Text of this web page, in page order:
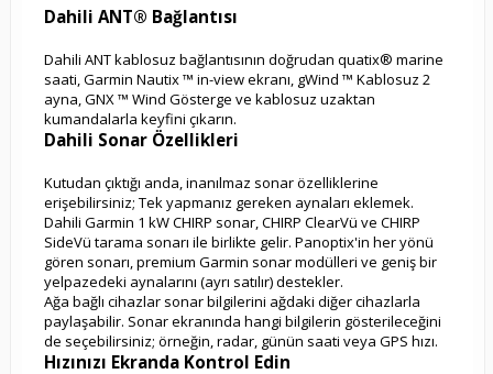
Dahili ANT® Bağlantısı
Dahili ANT kablosuz bağlantısının doğrudan quatix® marine
saati, Garmin Nautix ™ in-view ekranı, gWind ™ Kablosuz 2
ayna, GNX ™ Wind Gösterge ve kablosuz uzaktan
kumandalarla keyfini çıkarın.
Dahili Sonar Özellikleri
Kutudan çıktığı anda, inanılmaz sonar özelliklerine
erişebilirsiniz; Tek yapmanız gereken aynaları eklemek.
Dahili Garmin 1 kW CHIRP sonar, CHIRP ClearVü ve CHIRP
SideVü tarama sonarı ile birlikte gelir. Panoptix'in her yönü
gören sonarı, premium Garmin sonar modülleri ve geniş bir
yelpazedeki aynalarını (ayrı satılır) destekler.
Ağa bağlı cihazlar sonar bilgilerini ağdaki diğer cihazlarla
paylaşabilir. Sonar ekranında hangi bilgilerin gösterileceğini
de seçebilirsiniz; örneğin, radar, günün saati veya GPS hızı.
Hızınızı Ekranda Kontrol Edin